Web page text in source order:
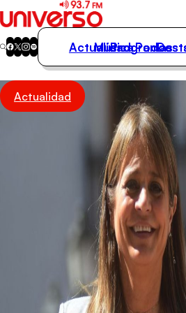
Actualidad
Música
Actualidad
Música
Programas
Actualidad